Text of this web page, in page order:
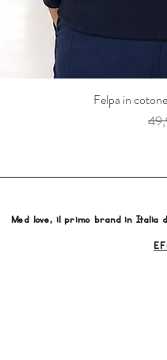
Felpa in
Med love, il primo brand in Italia